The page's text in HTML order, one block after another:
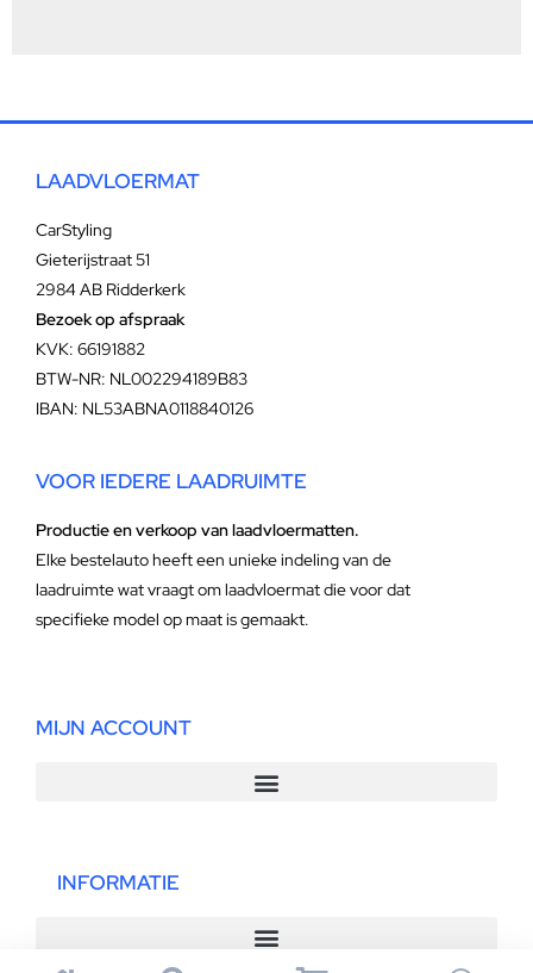
LAADVLOERMAT
CarStyling
Gieterijstraat 51
2984 AB Ridderkerk
Bezoek op afspraak
KVK: 66191882
BTW-NR: NL002294189B83
IBAN: NL53ABNA0118840126
VOOR IEDERE LAADRUIMTE
Productie en verkoop van laadvloermatten.
Elke bestelauto heeft een unieke indeling van de
laadruimte wat vraagt om laadvloermat die voor dat
specifieke model op maat is gemaakt.
MIJN ACCOUNT
INFORMATIE